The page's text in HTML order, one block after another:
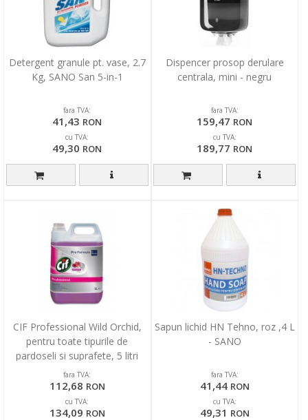
Detergent granule pt. vase, 2.7
Kg, SANO San 5-in-1
fara TVA:
41,43 RON
cu TVA:
49,30 RON
Dispencer prosop derulare
centrala, mini - negru
fara TVA:
159,47 RON
cu TVA:
189,77 RON
CIF Professional Wild Orchid,
pentru toate tipurile de
pardoseli si suprafete, 5 litri
fara TVA:
112,68 RON
cu TVA:
134,09 RON
Sapun lichid HN Tehno, roz ,4 L
- SANO
fara TVA:
41,44 RON
cu TVA:
49,31 RON